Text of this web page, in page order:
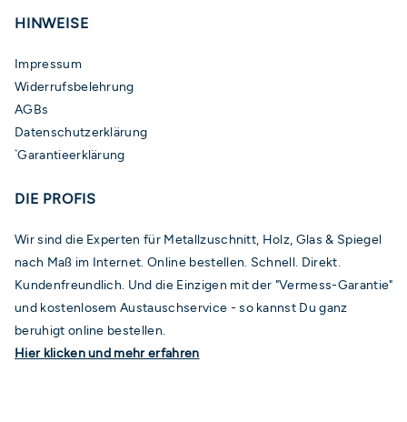
HINWEISE
Impressum
Widerrufsbelehrung
AGBs
Datenschutzerklärung
*Garantieerklärung
DIE PROFIS
Wir sind die Experten für Metallzuschnitt, Holz, Glas & Spiegel
nach Maß im Internet. Online bestellen. Schnell. Direkt.
Kundenfreundlich. Und die Einzigen mit der "Vermess-Garantie"
und kostenlosem Austauschservice - so kannst Du ganz
beruhigt online bestellen.
Hier klicken und mehr erfahren